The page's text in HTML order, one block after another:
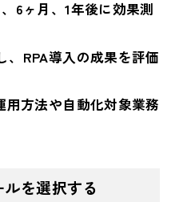
6ヶ月、1年後に効果測
、RPA導入の成果を評価
用方法や自動化対象業務
を選択する